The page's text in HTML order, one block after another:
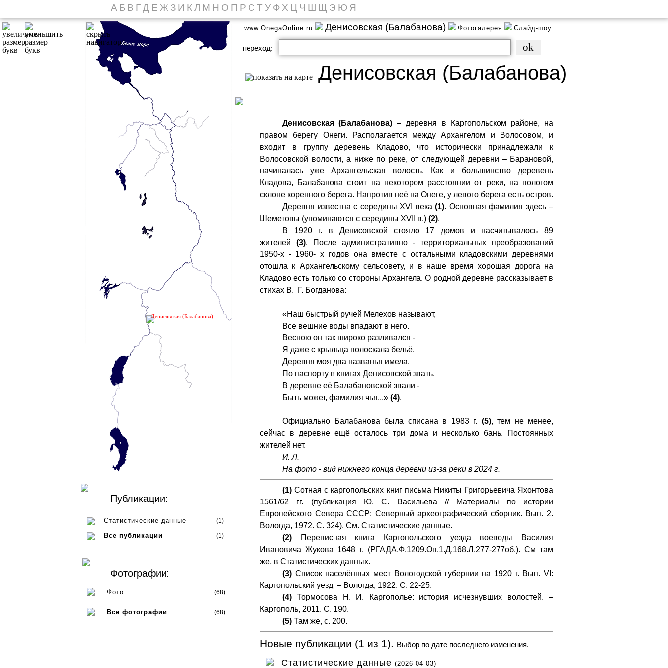
А Б В ГД Е Ж З И К Л М Н О П Р С Т У Ф Х Ц Ч Ш Щ Э Ю Я
Денисовская (Балабанова)
Публикации:
Статистические данные (1)
Все публикации (1)
Фотографии:
Фото (68)
Все фотографии (68)
www.OnegaOnline.ru Денисовская (Балабанова) Фотогалерея Слайд-шоу
переход:
Денисовская (Балабанова)
Денисовская (Балабанова) – деревня в Каргопольском районе, на
правом берегу Онеги. Располагается между Архангелом и Волосовом, и
входит в группу деревень Кладово, что исторически принадлежали к
Волосовской волости, а ниже по реке, от следующей деревни – Барановой,
начиналась уже Архангельская волость. Как и большинство деревень
Кладова, Балабанова стоит на некотором расстоянии от реки, на пологом
склоне коренного берега. Напротив неё на Онеге, у левого берега есть остров.
Деревня известна с середины XVI века (1). Основная фамилия здесь –
Шеметовы (упоминаются с середины XVII в.) (2).
В 1920 г. в Денисовской стояло 17 домов и насчитывалось 89
жителей (3). После административно - территориальных преобразований
1950-х - 1960- х годов она вместе с остальными кладовскими деревнями
отошла к Архангельскому сельсовету, и в наше время хорошая дорога на
Кладово есть только со стороны Архангела. О родной деревне рассказывает в
стихах В. Г. Богданова:
«Наш быстрый ручей Мелехов называют,
Все вешние воды впадают в него.
Весною он так широко разливался -
Я даже с крыльца полоскала бельё.
Деревня моя два названья имела.
По паспорту в книгах Денисовской звать.
В деревне её Балабановской звали -
Быть может, фамилия чья...» (4).
Официально Балабанова была списана в 1983 г. (5), тем не менее,
сейчас в деревне ещё осталось три дома и несколько бань. Постоянных
жителей нет.
И. Л.
На фото - вид нижнего конца деревни из-за реки в 2024 г.
(1) Сотная с каргопольских книг письма Никиты Григорьевича Яхонтова
1561/62 гг. (публикация Ю. С. Васильева // Материалы по истории
Европейского Севера СССР: Северный археографический сборник. Вып. 2.
Вологда, 1972. С. 324). См. Статистические данные.
(2) Переписная книга Каргопольского уезда воеводы Василия
Ивановича Жукова 1648 г. (РГАДА.Ф.1209.Оп.1.Д.168.Л.277-277об.). См там
же, в Статистических данных.
(3) Список населённых мест Вологодской губернии на 1920 г. Вып. VI:
Каргопольский уезд. – Вологда, 1922. С. 22-25.
(4) Тормосова Н. И. Каргополье: история исчезнувших волостей. –
Каргополь, 2011. С. 190.
(5) Там же, с. 200.
Новые публикации (1 из 1). Выбор по дате последнего изменения.
Статистические данные (2026-04-03)